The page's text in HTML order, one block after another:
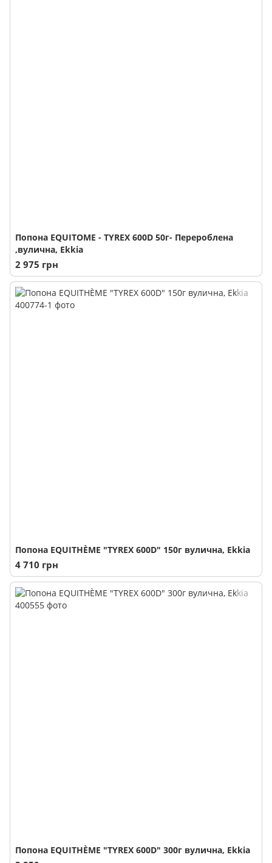
Попона EQUITOME - TYREX 600D 50г- Перероблена
,вулична, Ekkia
2 975 грн
Попона EQUITHÈME "TYREX 600D" 150г вулична, Ekkia
4 710 грн
Попона EQUITHÈME "TYREX 600D" 300г вулична, Ekkia